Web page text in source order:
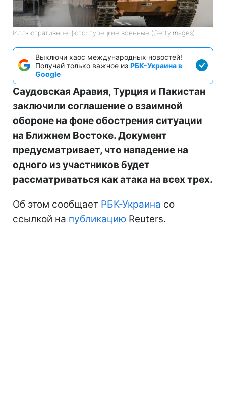
Иллюстративное фото: турецкие военные (GettyImages)
Выключи хаос международных новостей!
Получай только важное из РБК-Украина в
Google
Саудовская Аравия, Турция и Пакистан
заключили соглашение о взаимной
обороне на фоне обострения ситуации
на Ближнем Востоке. Документ
предусматривает, что нападение на
одного из участников будет
рассматриваться как атака на всех трех.
Об этом сообщает РБК-Украина со
ссылкой на публикацию Reuters.